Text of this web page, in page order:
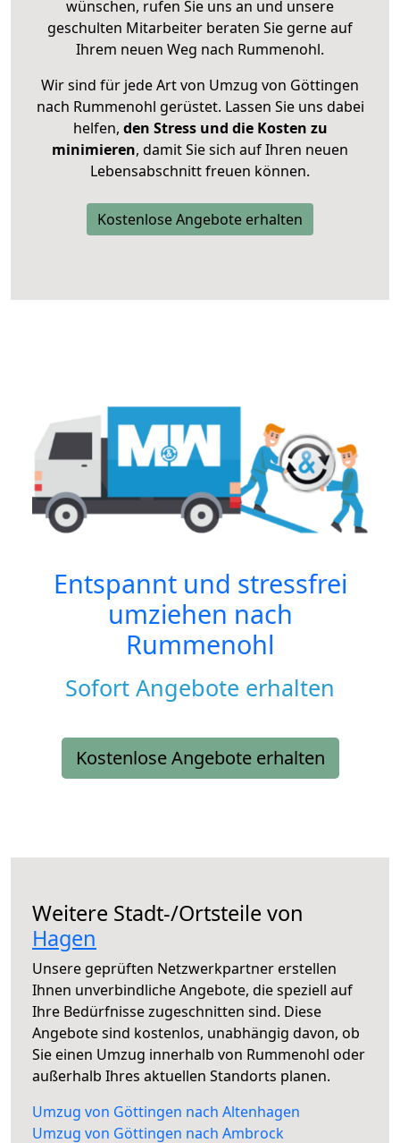
wünschen, rufen Sie uns an und unsere
geschulten Mitarbeiter beraten Sie gerne auf
Ihrem neuen Weg nach Rummenohl.
Wir sind für jede Art von Umzug von Göttingen
nach Rummenohl gerüstet. Lassen Sie uns dabei
helfen, den Stress und die Kosten zu
minimieren, damit Sie sich auf Ihren neuen
Lebensabschnitt freuen können.
Kostenlose Angebote erhalten
Entspannt und stressfrei
umziehen nach
Rummenohl
Sofort Angebote erhalten
Kostenlose Angebote erhalten
Weitere Stadt-/Ortsteile von
Hagen
Unsere geprüften Netzwerkpartner erstellen
Ihnen unverbindliche Angebote, die speziell auf
Ihre Bedürfnisse zugeschnitten sind. Diese
Angebote sind kostenlos, unabhängig davon, ob
Sie einen Umzug innerhalb von Rummenohl oder
außerhalb Ihres aktuellen Standorts planen.
Umzug von Göttingen nach Altenhagen
Umzug von Göttingen nach Ambrock